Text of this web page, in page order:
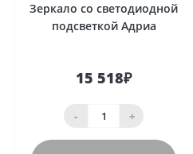
Зеркало со светодиодной
подсветкой Адриа
15 518₽
- +